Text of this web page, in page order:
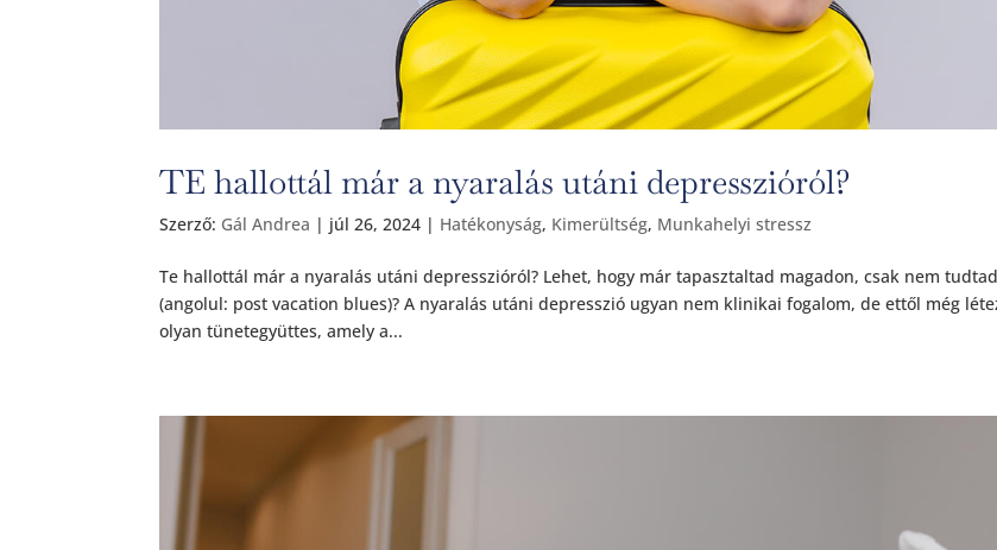
TE hallottál már a nyaralás utáni depresszióról?
Szerző: Gál Andrea | júl 26, 2024 | Hatékonyság, Kimerültség, Munkahelyi stressz
Te hallottál már a nyaralás utáni depresszióról? Lehet, hogy már tapasztaltad magadon, csak nem
(angolul: post vacation blues)? A nyaralás utáni depresszió ugyan nem klinikai fogalom, de ettől még
olyan tünetegyüttes, amely a...